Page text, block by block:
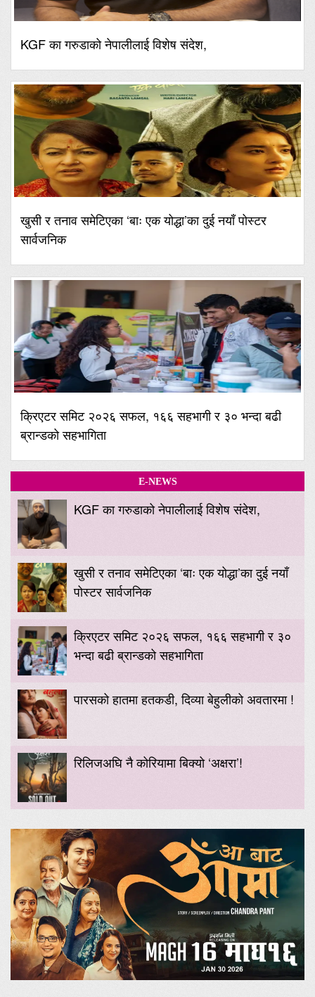
KGF का गरुडाको नेपालीलाई विशेष संदेश,
खुसी र तनाव समेटिएका ‘बाः एक योद्धा’का दुई नयाँ पोस्टर
सार्वजनिक
क्रिएटर समिट २०२६ सफल, १६६ सहभागी र ३० भन्दा बढी
ब्रान्डको सहभागिता
E-NEWS
KGF का गरुडाको नेपालीलाई विशेष संदेश,
खुसी र तनाव समेटिएका ‘बाः एक योद्धा’का दुई नयाँ
पोस्टर सार्वजनिक
क्रिएटर समिट २०२६ सफल, १६६ सहभागी र ३०
भन्दा बढी ब्रान्डको सहभागिता
पारसको हातमा हतकडी, दिव्या बेहुलीको अवतारमा !
रिलिजअघि नै कोरियामा बिक्यो ‘अक्षरा’!